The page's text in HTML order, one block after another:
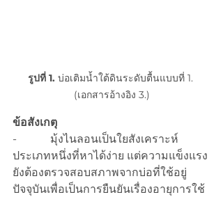
รูปที่ 1. บ่อเติมน้ำใต้ดินระดับตื้นแบบที่ 1.
(เอกสารอ้างอิง 3.)
ข้อสังเกตุ
-            มุ้งไนลอนเป็นใยสังเคราะห์
ประเภทหนึ่งที่หาได้ง่าย แต่ความแข็งแรง
ยังต้องตรวจสอบสภาพจากบ่อที่ใช้อยู่
ปัจจุบันเพื่อเป็นการยืนยันเรื่องอายุการใช้